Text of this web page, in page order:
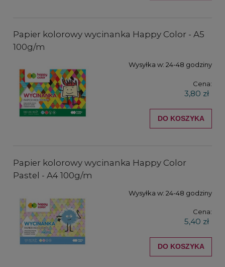
Papier kolorowy wycinanka Happy Color - A5
100g/m
Wysyłka w: 24-48 godziny
Cena:
3,80 zł
DO KOSZYKA
Papier kolorowy wycinanka Happy Color
Pastel - A4 100g/m
Wysyłka w: 24-48 godziny
Cena:
5,40 zł
DO KOSZYKA